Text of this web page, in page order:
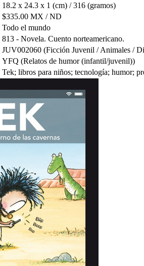
18.2 x 24.3 x 1 (cm) / 316 (gramos)
$335.00 MX / ND
Todo el mundo
813 - Novela. Cuento norteamericano.
JUV002060 (Ficción Juvenil / Animales /
YFQ (Relatos de humor (infantil/juvenil))
Tek; libros para niños; tecnología; humor;